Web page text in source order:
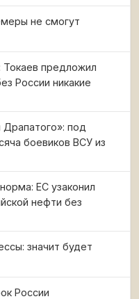
не смогут
Токаев предложил
России никакие
под
боевиков ВСУ из
ЕС узаконил
нефти без
значит будет
России